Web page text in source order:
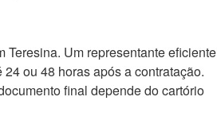
Teresina. Um representante eficiente
ou 48 horas após a contratação.
final depende do cartório